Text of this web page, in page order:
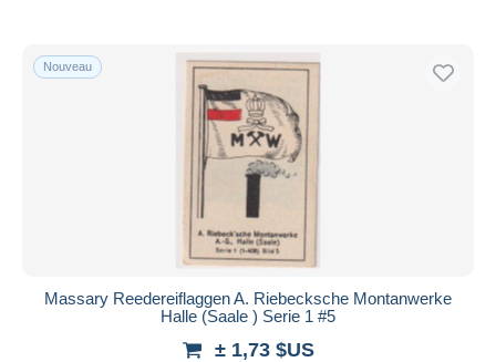
Nouveau
Massary Reedereiflaggen A. Riebecksche Montanwerke
Halle (Saale ) Serie 1 #5
± 1,73 $US